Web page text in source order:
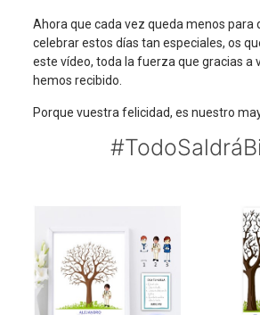
Ahora que cada vez queda menos para
celebrar estos días tan especiales, os
este vídeo, toda la fuerza que gracias a
hemos recibido.
Porque vuestra felicidad, es nuestro